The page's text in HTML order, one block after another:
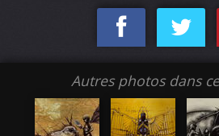
Autres photos dans